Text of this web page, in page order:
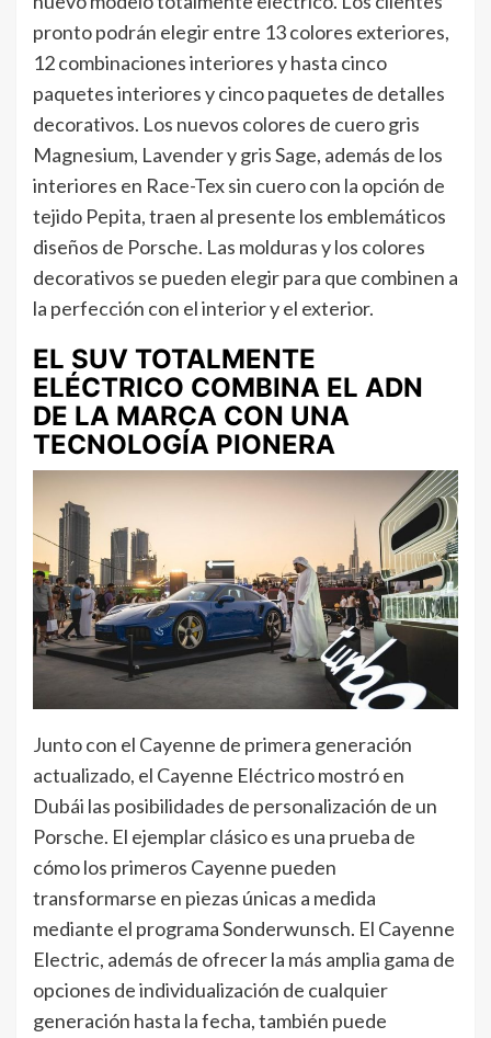
pronto podrán elegir entre 13 colores exteriores,
12 combinaciones interiores y hasta cinco
paquetes interiores y cinco paquetes de detalles
decorativos. Los nuevos colores de cuero gris
Magnesium, Lavender y gris Sage, además de los
interiores en Race-Tex sin cuero con la opción de
tejido Pepita, traen al presente los emblemáticos
diseños de Porsche. Las molduras y los colores
decorativos se pueden elegir para que combinen a
la perfección con el interior y el exterior.
EL SUV TOTALMENTE
ELÉCTRICO COMBINA EL ADN
DE LA MARCA CON UNA
TECNOLOGÍA PIONERA
Junto con el Cayenne de primera generación
actualizado, el Cayenne Eléctrico mostró en
Dubái las posibilidades de personalización de un
Porsche. El ejemplar clásico es una prueba de
cómo los primeros Cayenne pueden
transformarse en piezas únicas a medida
mediante el programa Sonderwunsch. El Cayenne
Electric, además de ofrecer la más amplia gama de
opciones de individualización de cualquier
generación hasta la fecha, también puede